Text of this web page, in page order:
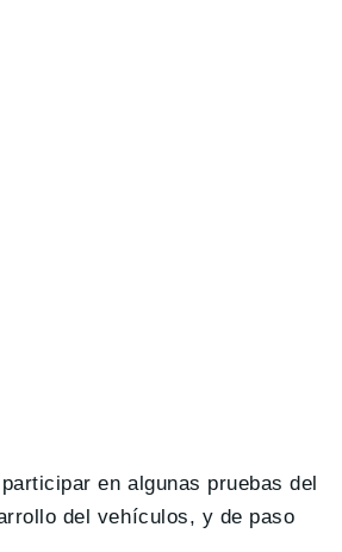
en algunas pruebas del
del vehículos, y de paso